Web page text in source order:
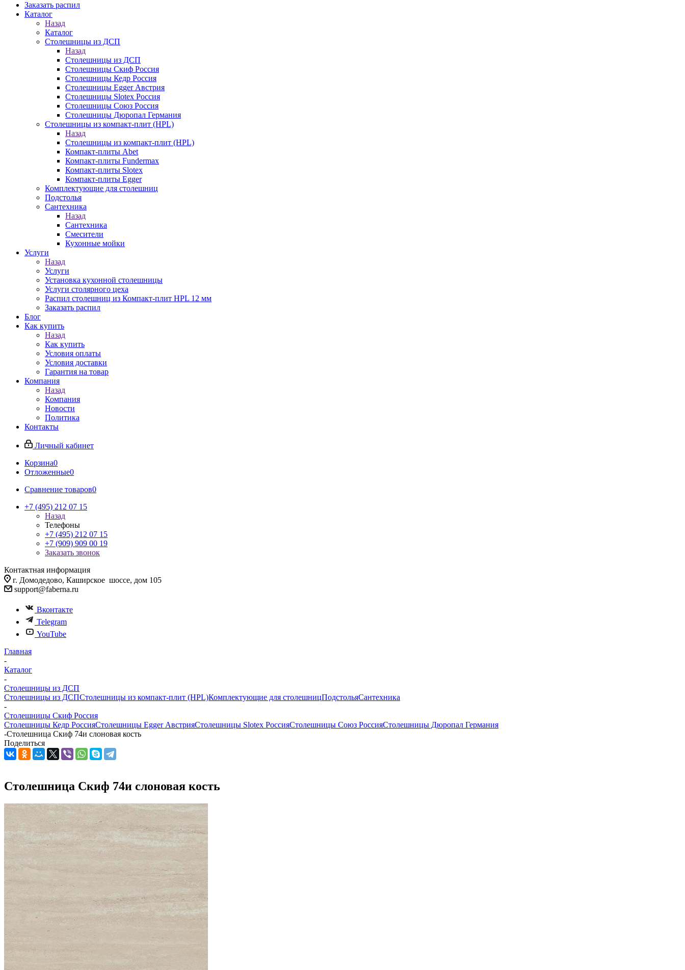
Заказать распил
Каталог
Назад
Каталог
Столешницы из ДСП
Назад
Столешницы из ДСП
Столешницы Скиф Россия
Столешницы Кедр Россия
Столешницы Egger Австрия
Столешницы Slotex Россия
Столешницы Союз Россия
Столешницы Дюропал Германия
Столешницы из компакт-плит (HPL)
Назад
Столешницы из компакт-плит (HPL)
Компакт-плиты Abet
Компакт-плиты Fundermax
Компакт-плиты Slotex
Компакт-плиты Egger
Комплектующие для столешниц
Подстолья
Сантехника
Назад
Сантехника
Смесители
Кухонные мойки
Услуги
Назад
Услуги
Установка кухонной столешницы
Услуги столярного цеха
Распил столешниц из Компакт-плит HPL 12 мм
Заказать распил
Блог
Как купить
Назад
Как купить
Условия оплаты
Условия доставки
Гарантия на товар
Компания
Назад
Компания
Новости
Политика
Контакты
Личный кабинет
Корзина0
Отложенные0
Сравнение товаров0
+7 (495) 212 07 15
Назад
Телефоны
+7 (495) 212 07 15
+7 (909) 909 00 19
Заказать звонок
Контактная информация
г. Домодедово, Каширское шоссе, дом 105
support@faberna.ru
Вконтакте
Telegram
YouTube
Главная
-
Каталог
-
Столешницы из ДСП
Столешницы из ДСПСтолешницы из компакт-плит (HPL)Комплектующие для столешницПодстольяСантехника
-
Столешницы Скиф Россия
Столешницы Кедр РоссияСтолешницы Egger АвстрияСтолешницы Slotex РоссияСтолешницы Союз РоссияСтолешницы Дюропал Германия
-Столешница Скиф 74и слоновая кость
Поделиться
Столешница Скиф 74и слоновая кость